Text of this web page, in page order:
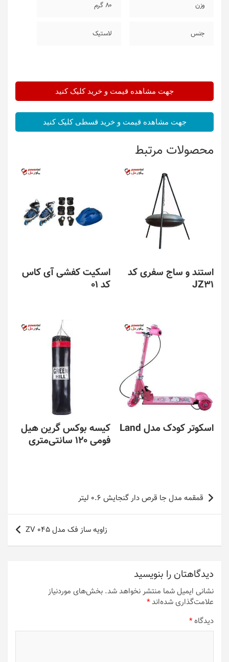
وزن 80 گرم
جنس لاستیک
جهت مشاهده قیمت و خرید کلیک کنید
جهت مشاهده قیمت و خرید قسطی کلیک کنید
محصولات مرتبط
استند و ساج سفری کد
JZ31
اسکیت کفشی آی کاس
کد 01
اسکوتر کودک مدل Land
کیسه بوکس گرین هیل
فومی 120 سانتی‌متری
راهبری
نوشته
قمقمه مدل جا قرص دار گنجایش 0.6 لیتر
زاویه ساز فک مدل ZV 045
دیدگاهتان را بنویسید
نشانی ایمیل شما منتشر نخواهد شد. بخش‌های موردنیاز
علامت‌گذاری شده‌اند*
دیدگاه*